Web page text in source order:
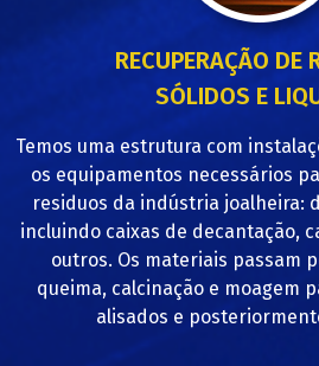
RECUPERAÇÃO DE
SÓLIDOS E
Temos uma estrutura com
os equipamentos necessários
residuos da indústria joalheira:
incluindo caixas de decantação,
outros. Os materiais passam
queima, calcinação e moagem
alisados e